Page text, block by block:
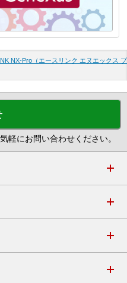
NX-Pro（エースリンク エヌエックス プ
軽にお問い合わせください。